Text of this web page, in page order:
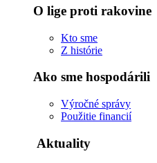
O lige proti rakovine
Kto sme
Z histórie
Ako sme hospodárili
Výročné správy
Použitie financií
Aktuality